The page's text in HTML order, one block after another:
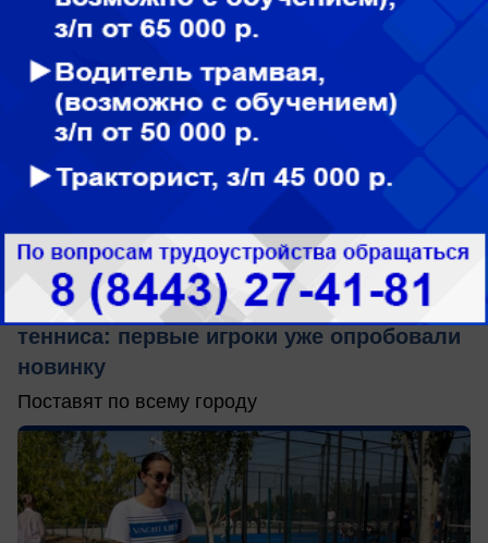
сегодня в 11:32
ФОТОРЕПОРТАЖ
В Волжском установили
антивандальные столы для настольного
тенниса: первые игроки уже опробовали
новинку
Поставят по всему городу